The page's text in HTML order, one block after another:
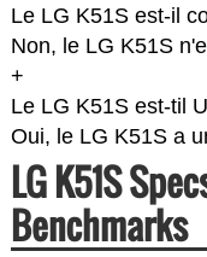
Le LG K51S est-il
Non, le LG K51S
+
Le LG K51S est-til
Oui, le LG K51S a
LG K51S
Benchmarks